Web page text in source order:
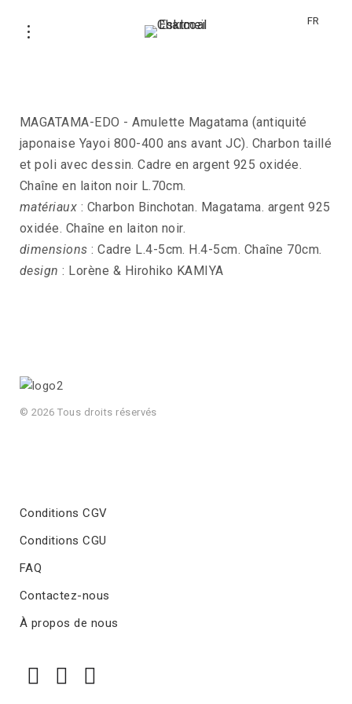
FR
MAGATAMA-EDO - Amulette Magatama (antiquité
japonaise Yayoi 800-400 ans avant JC). Charbon taillé
et poli avec dessin. Cadre en argent 925 oxidée.
Chaîne en laiton noir L.70cm.
matériaux : Charbon Binchotan. Magatama. argent 925
oxidée. Chaîne en laiton noir.
dimensions : Cadre L.4-5cm. H.4-5cm. Chaîne 70cm.
design : Lorène & Hirohiko KAMIYA
© 2026 Tous droits réservés
Conditions CGV
Conditions CGU
FAQ
Contactez-nous
À propos de nous